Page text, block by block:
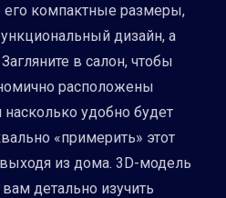
его компактные размеры,
дизайн, а
в салон, чтобы
расположены
удобно будет
«примерить» этот
из дома. 3D-модель
детально изучить